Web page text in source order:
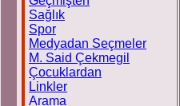
Sağlık
Spor
Medyadan Seçmeler
M. Said Çekmegil
Çocuklardan
Linkler
Arama